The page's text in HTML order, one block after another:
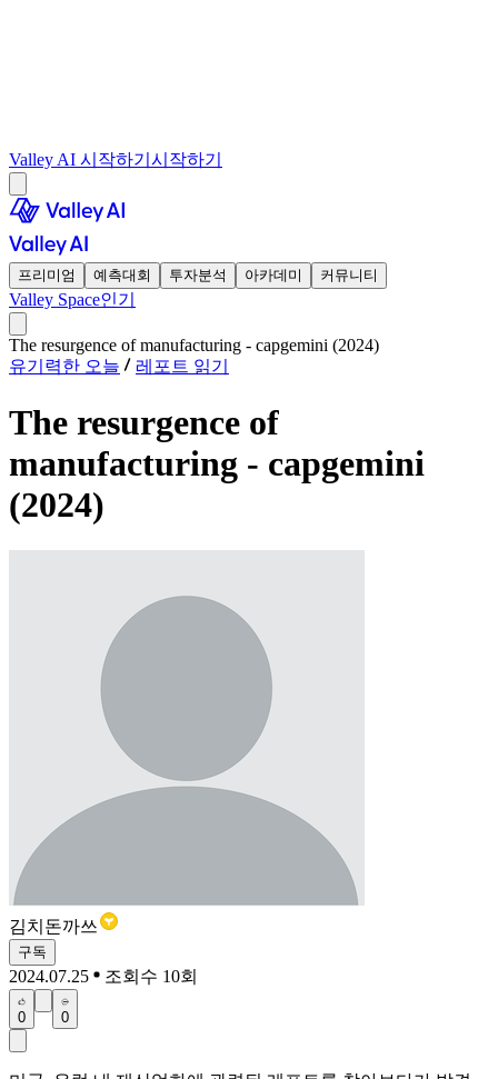
Valley AI 시작하기 시작하기
프리미엄 예측대회 투자분석 아카데미 커뮤니티
Valley Space인기
The resurgence of manufacturing - capgemini (2024)
유기력한 오늘
레포트 읽기
The resurgence of
manufacturing - capgemini
(2024)
김치돈까쓰
구독
2024.07.25 조회수 10회
0 0